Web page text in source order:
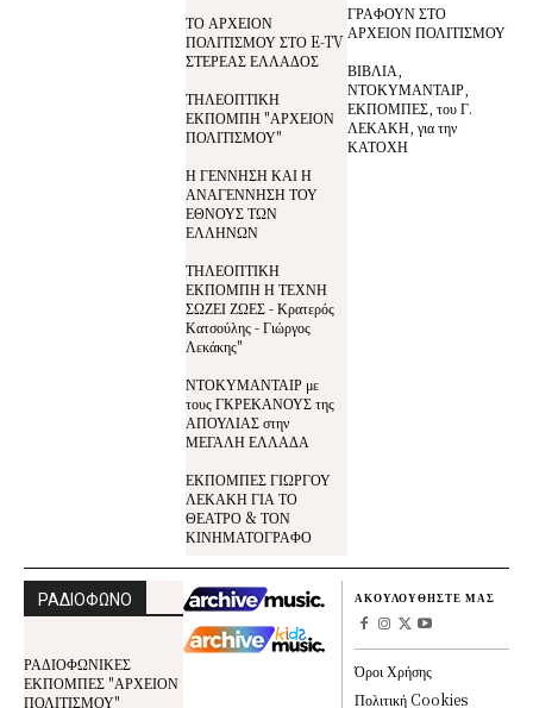
ΤΟ ΑΡΧΕΙΟΝ
ΠΟΛΙΤΙΣΜΟΥ ΣΤΟ E-TV
ΣΤΕΡΕΑΣ ΕΛΛΑΔΟΣ
ΤΗΛΕΟΠΤΙΚΗ
ΕΚΠΟΜΠΗ "ΑΡΧΕΙΟΝ
ΠΟΛΙΤΙΣΜΟΥ"
Η ΓΕΝΝΗΣΗ ΚΑΙ Η
ΑΝΑΓΕΝΝΗΣΗ ΤΟΥ
ΕΘΝΟΥΣ ΤΩΝ
ΕΛΛΗΝΩΝ
ΤΗΛΕΟΠΤΙΚΗ
ΕΚΠΟΜΠΗ Η ΤΕΧΝΗ
ΣΩΖΕΙ ΖΩΕΣ - Κρατερός
Κατσούλης - Γιώργος
Λεκάκης"
ΝΤΟΚΥΜΑΝΤΑΙΡ με
τους ΓΚΡΕΚΑΝΟΥΣ της
ΑΠΟΥΛΙΑΣ στην
ΜΕΓΑΛΗ ΕΛΛΑΔΑ
ΕΚΠΟΜΠΕΣ ΓΙΩΡΓΟΥ
ΛΕΚΑΚΗ ΓΙΑ ΤΟ
ΘΕΑΤΡΟ & ΤΟΝ
ΚΙΝΗΜΑΤΟΓΡΑΦΟ
ΓΡΑΦΟΥΝ ΣΤΟ
ΑΡΧΕΙΟΝ ΠΟΛΙΤΙΣΜΟΥ
ΒΙΒΛΙΑ,
ΝΤΟΚΥΜΑΝΤΑΙΡ,
ΕΚΠΟΜΠΕΣ, του Γ.
ΛΕΚΑΚΗ, για την
ΚΑΤΟΧΗ
ΡΑΔΙΟΦΩΝΟ
ΡΑΔΙΟΦΩΝΙΚΕΣ
ΕΚΠΟΜΠΕΣ "ΑΡΧΕΙΟΝ
ΠΟΛΙΤΙΣΜΟΥ"
ΑΚΟΥΛΟΥΘΗΣΤΕ ΜΑΣ
Όροι Χρήσης
Πολιτική Cookies